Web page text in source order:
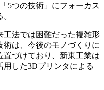
5つの技術」にフォーカス
工法では困難だった複雑形
は、今後のモノづくりに
づけており、新東工業は
した3Dプリンタによる